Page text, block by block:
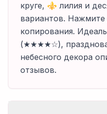
круге, ⚜ лилия и
вариантов. Нажмите
копирования.
(★★★★☆),
небесного декора
отзывов.